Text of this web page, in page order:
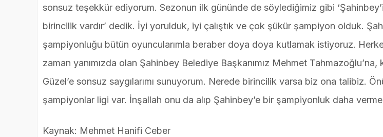
sonsuz teşekkür ediyorum. Sezonun ilk gününde de söylediğimiz gibi
birincilik vardır’ dedik. İyi yorulduk, iyi çalıştık ve çok şükür şampiyon olduk.
şampiyonluğu bütün oyuncularımla beraber doya doya kutlamak istiyoruz.
zaman yanımızda olan Şahinbey Belediye Başkanımız Mehmet Tahmazoğlu’na,
Güzel’e sonsuz saygılarımı sunuyorum. Nerede birincilik varsa biz ona talibiz.
şampiyonlar ligi var. İnşallah onu da alıp Şahinbey’e bir şampiyonluk daha
Kaynak: Mehmet Hanifi Ceber